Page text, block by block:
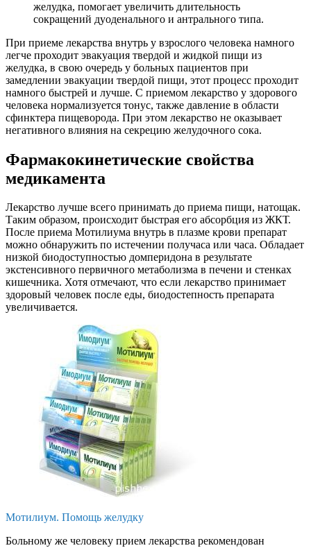
желудка, помогает увеличить длительность
сокращений дуоденального и антрального типа.
При приеме лекарства внутрь у взрослого человека намного
легче проходит эвакуация твердой и жидкой пищи из
желудка, в свою очередь у больных пациентов при
замедлении эвакуации твердой пищи, этот процесс проходит
намного быстрей и лучше. С приемом лекарство у здорового
человека нормализуется тонус, также давление в области
сфинктера пищеворода. При этом лекарство не оказывает
негативного влияния на секрецию желудочного сока.
Фармакокинетические свойства
медикамента
Лекарство лучше всего принимать до приема пищи, натощак.
Таким образом, происходит быстрая его абсорбция из ЖКТ.
После приема Мотилиума внутрь в плазме крови препарат
можно обнаружить по истечении получаса или часа. Обладает
низкой биодоступностью домперидона в результате
экстенсивного первичного метаболизма в печени и стенках
кишечника. Хотя отмечают, что если лекарство принимает
здоровый человек после еды, биодостепность препарата
увеличивается.
Мотилиум. Помощь желудку
Больному же человеку прием лекарства рекомендован